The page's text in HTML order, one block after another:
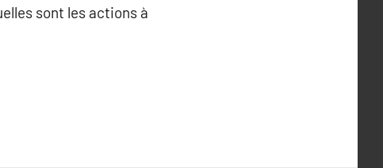
sont les actions à